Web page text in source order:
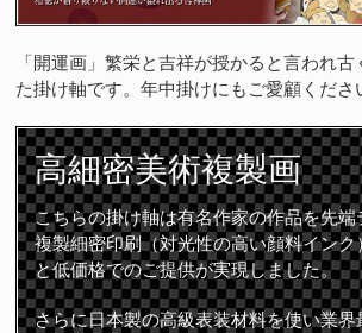
「開運画」繁栄と吉祥が授かると言われ
た掛け軸です。年中掛けにもご愛顧くださ
高細密美術複製画
こちらの掛け軸は有名作家の作品を先
複製細密印刷（対光性の高い顔料イン
と低価格でのご提供が実現しました。
さらに日本製の高級表装材料を使い業